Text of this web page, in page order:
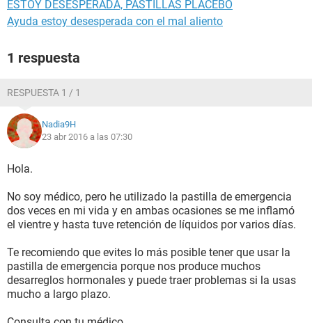
ESTOY DESESPERADA, PASTILLAS PLACEBO
Ayuda estoy desesperada con el mal aliento
1 respuesta
RESPUESTA 1 / 1
Nadia9H
23 abr 2016 a las 07:30
Hola.
No soy médico, pero he utilizado la pastilla de emergencia
dos veces en mi vida y en ambas ocasiones se me inflamó
el vientre y hasta tuve retención de líquidos por varios días.
Te recomiendo que evites lo más posible tener que usar la
pastilla de emergencia porque nos produce muchos
desarreglos hormonales y puede traer problemas si la usas
mucho a largo plazo.